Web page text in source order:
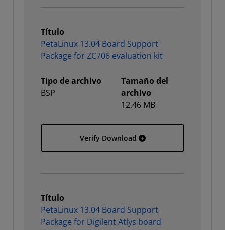
Título
PetaLinux 13.04 Board Support
Package for ZC706 evaluation kit
Tipo de archivo
BSP
Tamaño del
archivo
12.46 MB
Verify Download PetaLinux 13.04 Board
Título
PetaLinux 13.04 Board Support
Package for Digilent Atlys board